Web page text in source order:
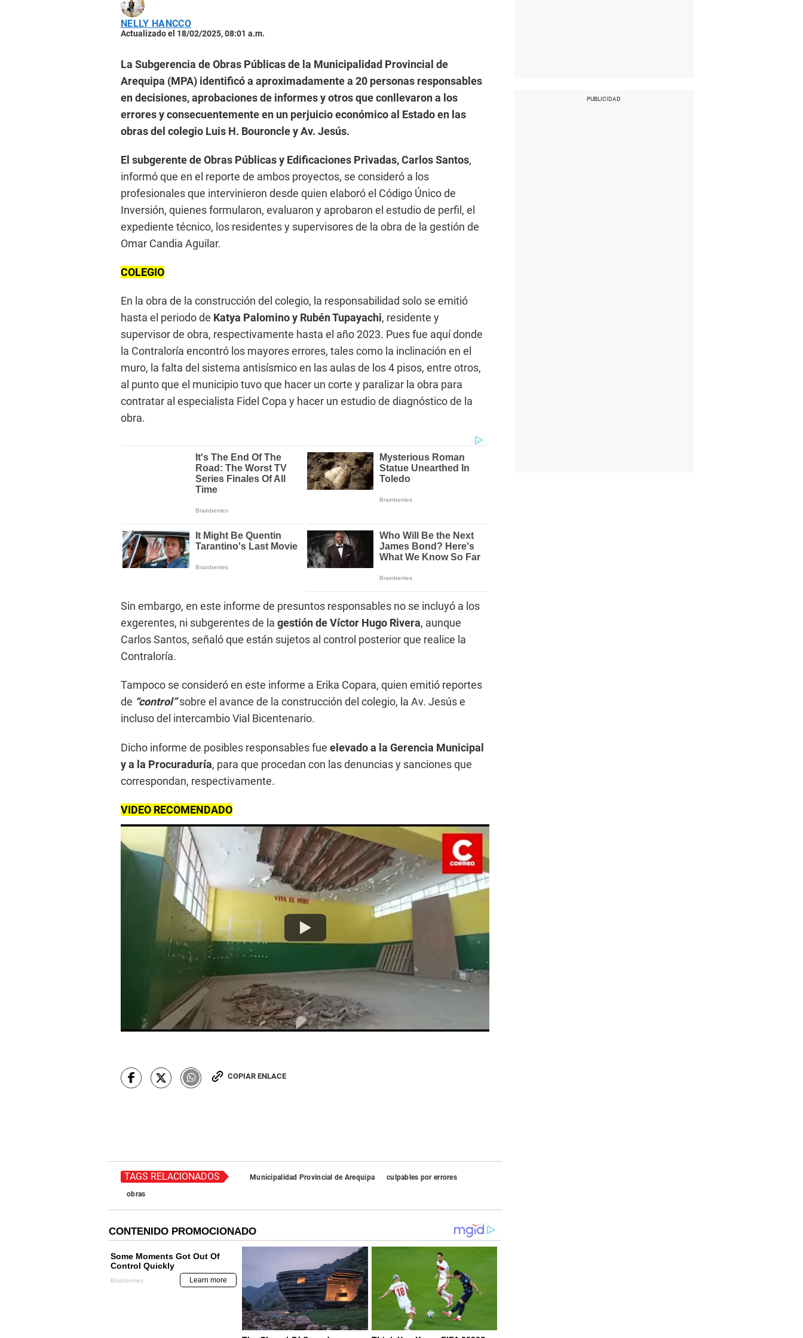
NELLY HANCCO
Actualizado el 18/02/2025, 08:01 a.m.
La Subgerencia de Obras Públicas de la Municipalidad Provincial de
Arequipa (MPA) identificó a aproximadamente a 20 personas responsables
en decisiones, aprobaciones de informes y otros que conllevaron a los
errores y consecuentemente en un perjuicio económico al Estado en las
obras del colegio Luis H. Bouroncle y Av. Jesús.
El subgerente de Obras Públicas y Edificaciones Privadas, Carlos Santos,
informó que en el reporte de ambos proyectos, se consideró a los
profesionales que intervinieron desde quien elaboró el Código Único de
Inversión, quienes formularon, evaluaron y aprobaron el estudio de perfil, el
expediente técnico, los residentes y supervisores de la obra de la gestión de
Omar Candia Aguilar.
COLEGIO
En la obra de la construcción del colegio, la responsabilidad solo se emitió
hasta el periodo de Katya Palomino y Rubén Tupayachi, residente y
supervisor de obra, respectivamente hasta el año 2023. Pues fue aquí donde
la Contraloría encontró los mayores errores, tales como la inclinación en el
muro, la falta del sistema antisísmico en las aulas de los 4 pisos, entre otros,
al punto que el municipio tuvo que hacer un corte y paralizar la obra para
contratar al especialista Fidel Copa y hacer un estudio de diagnóstico de la
obra.
Sin embargo, en este informe de presuntos responsables no se incluyó a los
exgerentes, ni subgerentes de la gestión de Víctor Hugo Rivera, aunque
Carlos Santos, señaló que están sujetos al control posterior que realice la
Contraloría.
Tampoco se consideró en este informe a Erika Copara, quien emitió reportes
de “control”sobre el avance de la construcción del colegio, la Av. Jesús e
incluso del intercambio Vial Bicentenario.
Dicho informe de posibles responsables fue elevado a la Gerencia Municipal
y a la Procuraduría, para que procedan con las denuncias y sanciones que
correspondan, respectivamente.
VIDEO RECOMENDADO
COPIAR ENLACE
TAGS RELACIONADOS Municipalidad Provincial de Arequipa
culpables por errores
obras